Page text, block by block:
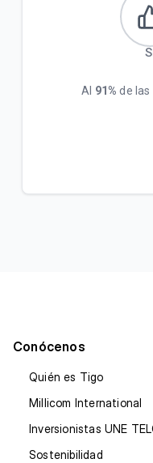
Al 91% de las
Conócenos
Quién es Tigo
Millicom International
Inversionistas UNE
Sostenibilidad